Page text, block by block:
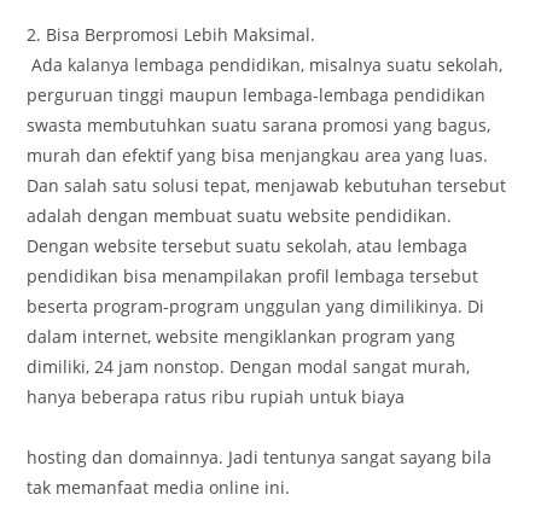
2. Bisa Berpromosi Lebih Maksimal.
Ada kalanya lembaga pendidikan, misalnya suatu sekolah,
perguruan tinggi maupun lembaga-lembaga pendidikan
swasta membutuhkan suatu sarana promosi yang bagus,
murah dan efektif yang bisa menjangkau area yang luas.
Dan salah satu solusi tepat, menjawab kebutuhan tersebut
adalah dengan membuat suatu website pendidikan.
Dengan website tersebut suatu sekolah, atau lembaga
pendidikan bisa menampilakan profil lembaga tersebut
beserta program-program unggulan yang dimilikinya. Di
dalam internet, website mengiklankan program yang
dimiliki, 24 jam nonstop. Dengan modal sangat murah,
hanya beberapa ratus ribu rupiah untuk biaya
hosting dan domainnya. Jadi tentunya sangat sayang bila
tak memanfaat media online ini.